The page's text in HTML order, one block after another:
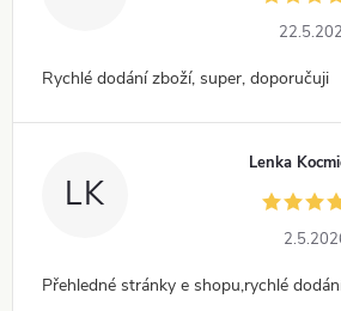
Rychlé dodání zboží, super, doporučuji
LK
Lenka
Přehledné stránky e shopu,rychlé